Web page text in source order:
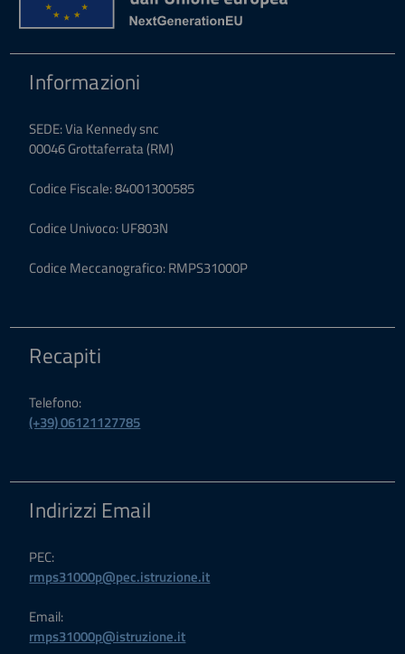
Informazioni
SEDE: Via Kennedy snc
00046 Grottaferrata (RM)
Codice Fiscale: 84001300585
Codice Univoco: UF803N
Codice Meccanografico: RMPS31000P
Recapiti
Telefono:
(+39) 06121127785
Indirizzi Email
PEC:
rmps31000p@pec.istruzione.it
Email:
rmps31000p@istruzione.it